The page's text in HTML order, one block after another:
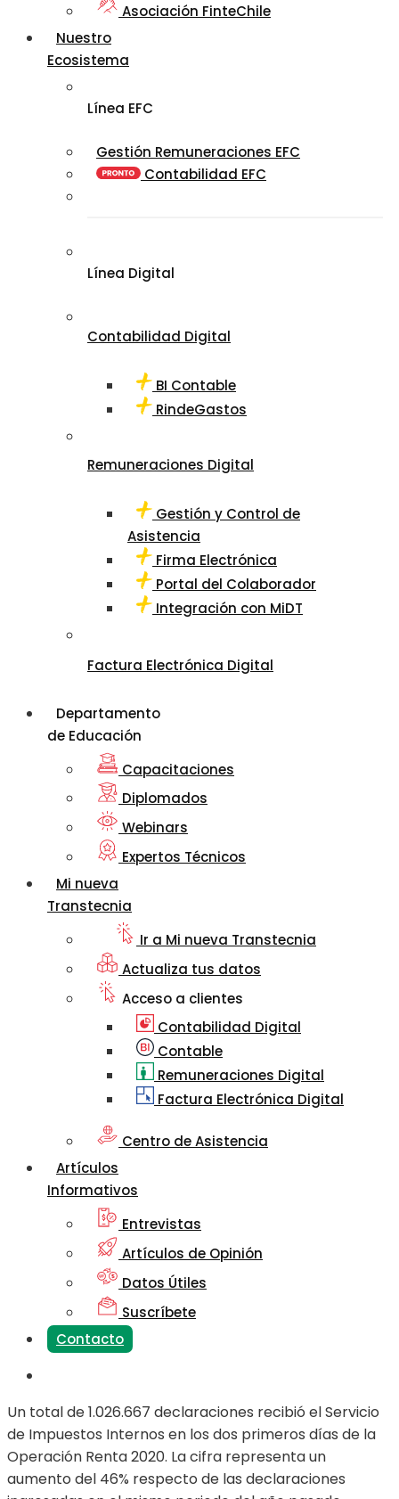
Asociación FinteChile
Nuestro
Ecosistema
Línea EFC
Gestión Remuneraciones EFC
Contabilidad EFC
Línea Digital
Contabilidad Digital
BI Contable
RindeGastos
Remuneraciones Digital
Gestión y Control de
Asistencia
Firma Electrónica
Portal del Colaborador
Integración con MiDT
Factura Electrónica Digital
Departamento
de Educación
Capacitaciones
Diplomados
Webinars
Expertos Técnicos
Mi nueva
Transtecnia
Ir a Mi nueva Transtecnia
Actualiza tus datos
Acceso a clientes
Contabilidad Digital
Contable
Remuneraciones Digital
Factura Electrónica Digital
Centro de Asistencia
Artículos
Informativos
Entrevistas
Artículos de Opinión
Datos Útiles
Suscríbete
Contacto
Un total de 1.026.667 declaraciones recibió el Servicio
de Impuestos Internos en los dos primeros días de la
Operación Renta 2020. La cifra representa un
aumento del 46% respecto de las declaraciones